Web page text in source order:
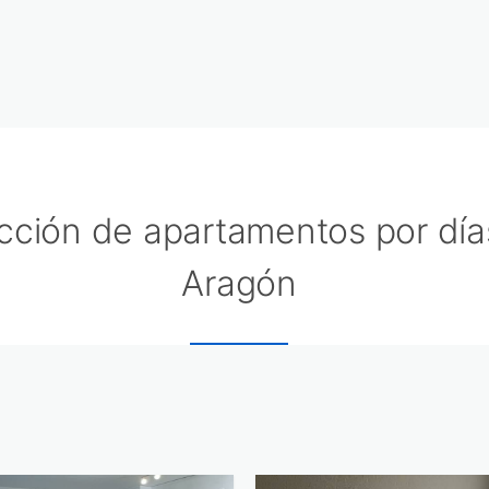
de apartamentos por
Aragón